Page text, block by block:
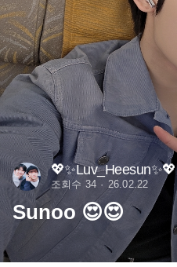
💖✨Luv_Heesun✨💖
조회수 34 26.02.22
Sunoo 😍😍